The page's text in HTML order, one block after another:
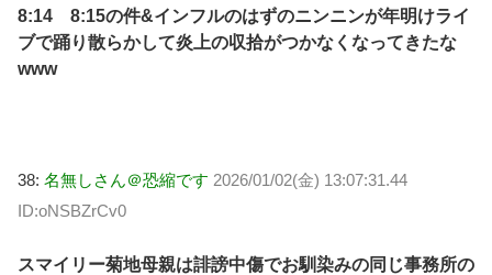
8:14 8:15の件&インフルのはずのニンニンが年明けライ
ブで踊り散らかして炎上の収拾がつかなくなってきたな
www
38: 名無しさん＠恐縮です 2026/01/02(金) 13:07:31.44
ID:oNSBZrCv0
スマイリー菊地母親は誹謗中傷でお馴染みの同じ事務所の